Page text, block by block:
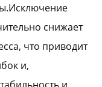
снижает
что приводит
и,